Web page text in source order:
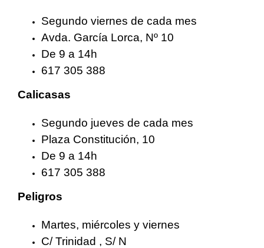
Segundo viernes de cada mes
Avda. García Lorca, Nº 10
De 9 a 14h
617 305 388
Calicasas
Segundo jueves de cada mes
Plaza Constitución, 10
De 9 a 14h
617 305 388
Peligros
Martes, miércoles y viernes
C/ Trinidad , S/ N